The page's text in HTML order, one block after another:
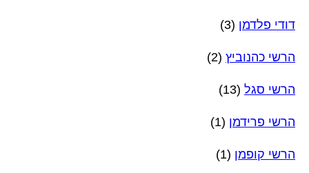
דודי פלדמן (3)
הרשי כהנוביץ (2)
הרשי סגל (13)
הרשי פרידמן (1)
הרשי קופמן (1)